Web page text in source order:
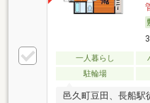
一人暮らし
駐輪場
邑久町豆田、長船駅